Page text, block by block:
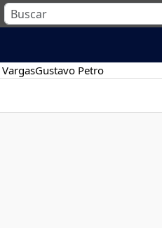
Gustavo Petro